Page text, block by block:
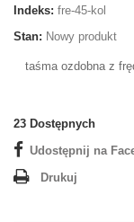
Indeks: fre-45-kol
Stan: Nowy produkt
taśma ozdobna z
23 Dostępnych
Udostępnij na
Drukuj